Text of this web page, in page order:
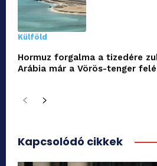
Külföld
Hormuz forgalma a tizedére
Arábia már a Vörös-tenger
Kapcsolódó cikkek